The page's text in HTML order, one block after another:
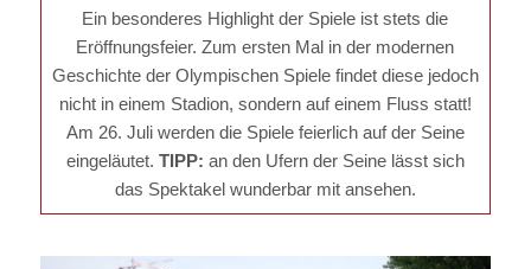
Ein besonderes Highlight der Spiele ist stets die
Eröffnungsfeier. Zum ersten Mal in der modernen
Geschichte der Olympischen Spiele findet diese jedoch
nicht in einem Stadion, sondern auf einem Fluss statt!
Am 26. Juli werden die Spiele feierlich auf der Seine
eingeläutet. TIPP: an den Ufern der Seine lässt sich
das Spektakel wunderbar mit ansehen.